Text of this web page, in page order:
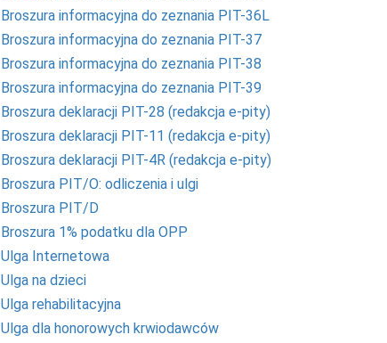
Broszura informacyjna do zeznania PIT-36L
Broszura informacyjna do zeznania PIT-37
Broszura informacyjna do zeznania PIT-38
Broszura informacyjna do zeznania PIT-39
Broszura deklaracji PIT-28 (redakcja e-pity)
Broszura deklaracji PIT-11 (redakcja e-pity)
Broszura deklaracji PIT-4R (redakcja e-pity)
Broszura PIT/O: odliczenia i ulgi
Broszura PIT/D
Broszura 1% podatku dla OPP
Ulga Internetowa
Ulga na dzieci
Ulga rehabilitacyjna
Ulga dla honorowych krwiodawców